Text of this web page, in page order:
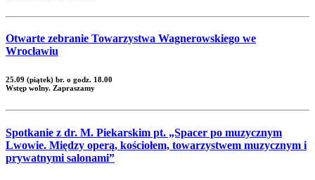
Otwarte zebranie Towarzystwa Wagnerowskiego we
Wrocławiu
25.09 (piątek) br. o godz. 18.00
Wstęp wolny. Zapraszamy
Spotkanie z dr. M. Piekarskim pt. „Spacer po muzycznym
Lwowie. Między operą, kościołem, towarzystwem muzycznym i
prywatnymi salonami”